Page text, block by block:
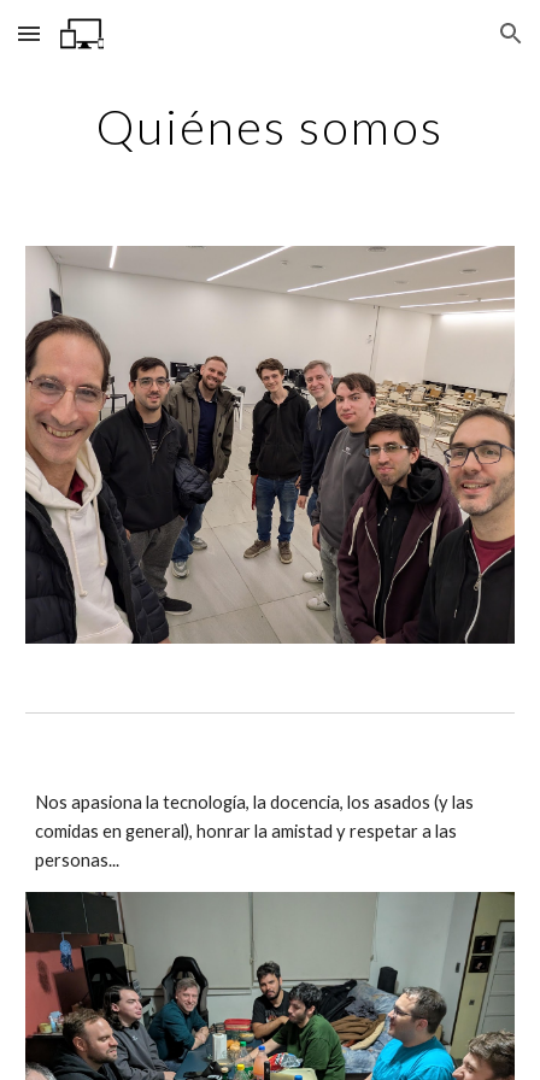
Skip to main content Skip to navigation
Quiénes somos
Nos apasiona la tecnología, la docencia, los asados (y las
comidas en general), honrar la amistad y respetar a las
personas...